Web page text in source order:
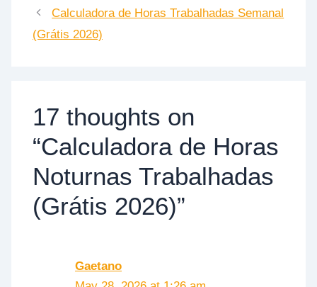
Calculadora de Horas Trabalhadas Semanal
(Grátis 2026)
17 thoughts on
“Calculadora de Horas
Noturnas Trabalhadas
(Grátis 2026)”
Gaetano